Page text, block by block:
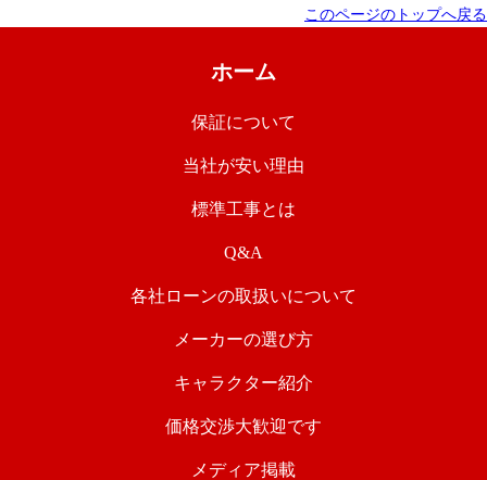
このページのトップへ戻る
ホーム
保証について
当社が安い理由
標準工事とは
Q&A
各社ローンの取扱いについて
メーカーの選び方
キャラクター紹介
価格交渉大歓迎です
メディア掲載